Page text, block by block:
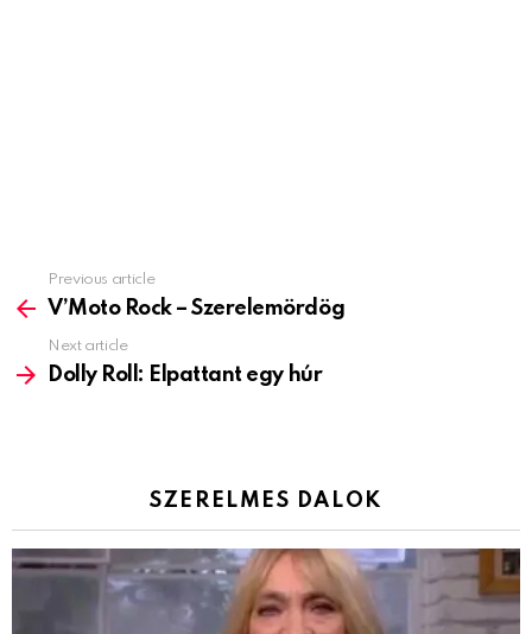
more
Previous article
V’Moto Rock – Szerelemördög
Next article
Dolly Roll: Elpattant egy húr
SZERELMES DALOK